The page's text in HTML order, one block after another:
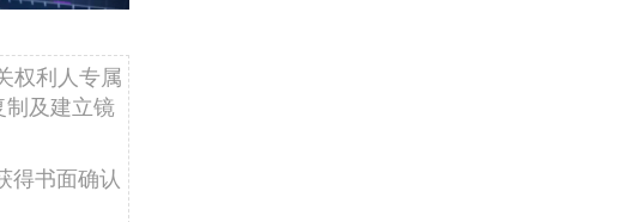
权利人专属
制及建立镜
得书面确认